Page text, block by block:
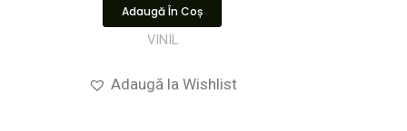
Adaugă În Coș
VINIL
Adaugă la Wishlist